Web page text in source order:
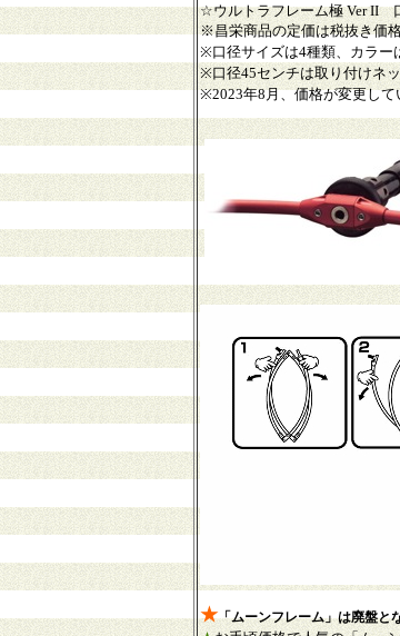
☆ウルトラフレーム極 Ver II
※昌栄商品の定価は税抜き価
※口径サイズは4種類、カラー
※口径45センチは取り付けネ
※2023年8月、価格が変更して
★「ムーンフレーム」は廃盤と